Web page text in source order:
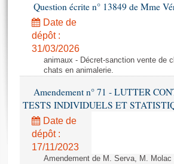
Projets de loi
Propositions de loi
Amendements
Textes adoptés
Rapports législatifs
Rapports sur l'application des lois
Baromètre de l’application des lois
Histoire
Juniors
Anciennes législatures
Contacts et plan d'accès
Photos libres de droit
Question écrite n° 13849 de Mme
Date de
dépôt :
31/03/2026
animaux - Décret-sanction vente de
chats en animalerie.
Amendement n° 71 - LUTTER
TESTS INDIVIDUELS ET
Date de
dépôt :
17/11/2023
Amendement de M. Serva, M.